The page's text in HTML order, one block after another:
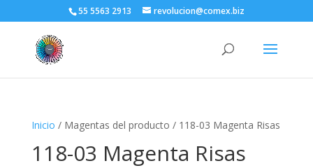
55 5563 2913 revolucion@comex.biz
Inicio / Magentas del producto / 118-03 Magenta Risas
118-03 Magenta Risas